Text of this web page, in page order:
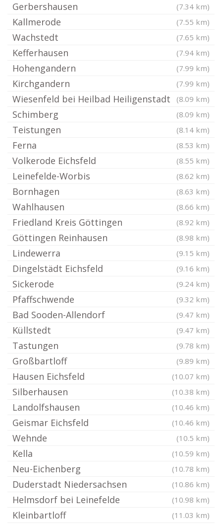
Gerbershausen (7.34 km)
Kallmerode (7.55 km)
Wachstedt (7.65 km)
Kefferhausen (7.94 km)
Hohengandern (7.99 km)
Kirchgandern (7.99 km)
Wiesenfeld bei Heilbad Heiligenstadt (8.09 km)
Schimberg (8.09 km)
Teistungen (8.14 km)
Ferna (8.53 km)
Volkerode Eichsfeld (8.55 km)
Leinefelde-Worbis (8.62 km)
Bornhagen (8.63 km)
Wahlhausen (8.66 km)
Friedland Kreis Göttingen (8.92 km)
Göttingen Reinhausen (8.98 km)
Lindewerra (9.15 km)
Dingelstädt Eichsfeld (9.16 km)
Sickerode (9.24 km)
Pfaffschwende (9.32 km)
Bad Sooden-Allendorf (9.47 km)
Küllstedt (9.47 km)
Tastungen (9.78 km)
Großbartloff (9.89 km)
Hausen Eichsfeld (10.07 km)
Silberhausen (10.38 km)
Landolfshausen (10.46 km)
Geismar Eichsfeld (10.46 km)
Wehnde (10.5 km)
Kella (10.59 km)
Neu-Eichenberg (10.78 km)
Duderstadt Niedersachsen (10.86 km)
Helmsdorf bei Leinefelde (10.98 km)
Kleinbartloff (11.03 km)